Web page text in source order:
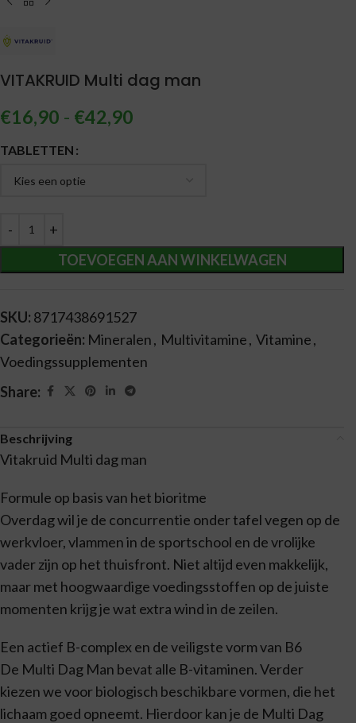
VITAKRUID Multi dag man
€16,90 - €42,90
TABLETTEN
TOEVOEGEN AAN WINKELWAGEN
Alternative:
SKU: 8717438691527
Categorieën: Mineralen, Multivitamine, Vitamine,
Voedingssupplementen
Share:
Beschrijving
Vitakruid Multi dag man
Formule op basis van het bioritme
Overdag wil je de concurrentie onder tafel vegen op de
werkvloer, vlammen in de sportschool en de vrolijke
vader zijn op het thuisfront. Niet altijd even makkelijk,
maar met hoogwaardige voedingsstoffen op de juiste
momenten krijg je wat extra wind in de zeilen.
Een actief B-complex en de veiligste vorm van B6
De Multi Dag Man bevat alle B-vitaminen. Verder
kiezen we voor biologisch beschikbare vormen, die het
lichaam goed opneemt. Hierdoor kan je de Multi Dag